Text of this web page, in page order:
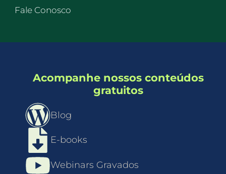
Fale Conosco
Acompanhe nossos conteúdos
gratuitos
Blog
E-books
Webinars Gravados